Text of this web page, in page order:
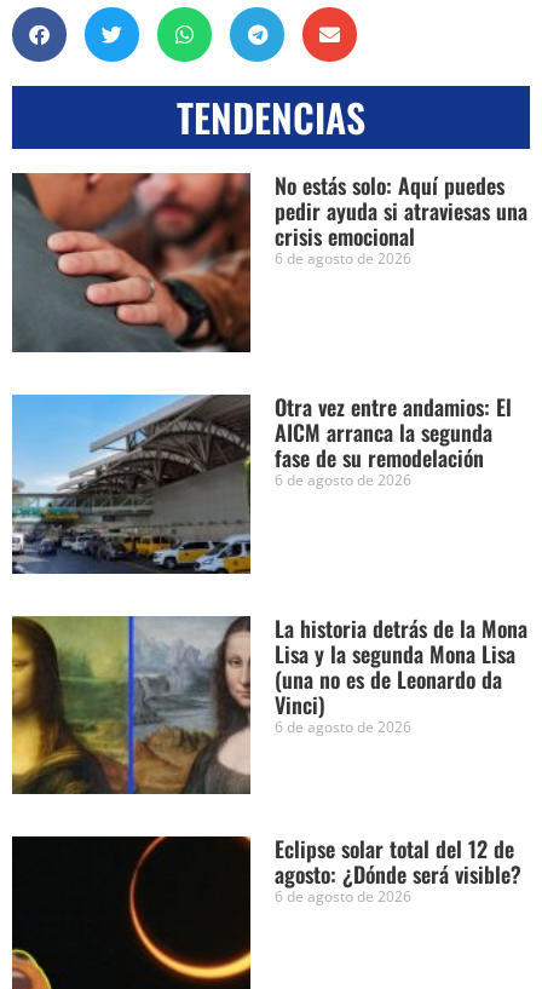
TENDENCIAS
No estás solo: Aquí puedes
pedir ayuda si atraviesas una
crisis emocional
6 de agosto de 2026
Otra vez entre andamios: El
AICM arranca la segunda
fase de su remodelación
6 de agosto de 2026
La historia detrás de la Mona
Lisa y la segunda Mona Lisa
(una no es de Leonardo da
Vinci)
6 de agosto de 2026
Eclipse solar total del 12 de
agosto: ¿Dónde será visible?
6 de agosto de 2026